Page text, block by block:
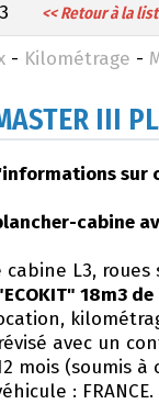
13 << Retour à la
- Kilométrage -
III
sur
cabine
L3,
18m3
avec un
mois (soumis à
: FRANCE.